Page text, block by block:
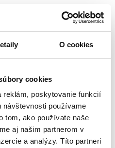
O cookies
cookies
reklám, poskytovanie funkcií
používame
tom, ako používate naše
aj našim partnerom v
a analýzy. Títo partneri